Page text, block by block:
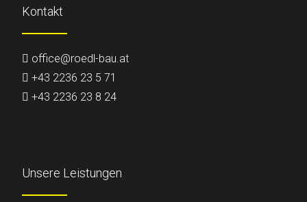
Kontakt
office@roedl-bau.at
+43 2236 23 5 71
+43 2236 23 8 24
Unsere Leistungen